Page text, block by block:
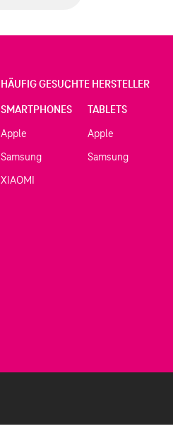
HÄUFIG GESUCHTE HERSTELLER
SMARTPHONES
Apple
Samsung
XIAOMI
TABLETS
Apple
Samsung